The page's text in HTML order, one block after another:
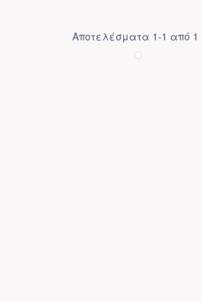
Αποτελέσματα 1-1 από 1